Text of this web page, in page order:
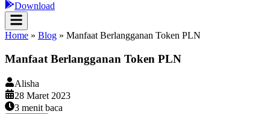
Download
Home » Blog » Manfaat Berlangganan Token PLN
Manfaat Berlangganan Token PLN
Alisha
28 Maret 2023
3 menit baca